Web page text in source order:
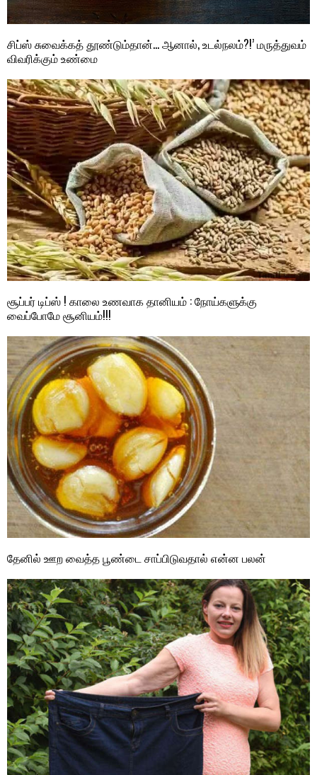
சிப்ஸ் சுவைக்கத் தூண்டும்தான்… ஆனால், உடல்நலம்?!’ மருத்துவம்
விவரிக்கும் உண்மை
சூப்பர் டிப்ஸ் ! காலை உணவாக தானியம் : நோய்களுக்கு
வைப்போமே சூனியம்!!!
தேனில் ஊற வைத்த பூண்டை சாப்பிடுவதால் என்ன பலன்